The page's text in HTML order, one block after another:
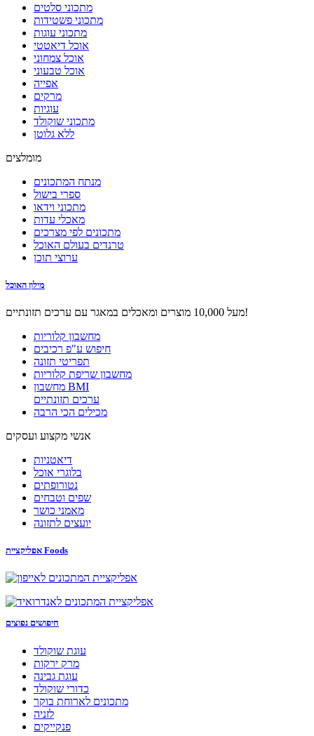
מתכוני סלטים
מתכוני פשטידות
מתכוני עוגות
אוכל דיאטטי
אוכל צמחוני
אוכל טבעוני
אפייה
מרקים
עוגיות
מתכוני שוקולד
ללא גלוטן
מומלצים
מנתח המתכונים
ספרי בישול
מתכוני וידאו
מאכלי עדות
מתכונים לפי מצרכים
טרנדים בעולם האוכל
ערוצי תוכן
מילון האוכל
מעל 10,000 מוצרים ומאכלים במאגר עם ערכים תזונתיים!
מחשבון קלוריות
חיפוש ע"פ רכיבים
תפריטי תזונה
מחשבון שריפת קלוריות
מחשבון BMI
ערכים תזונתיים
מכילים הכי הרבה
אנשי מקצוע ועסקים
דיאטניות
בלוגרי אוכל
נטורופתים
שפים וטבחים
מאמני כושר
יועצים לתזונה
אפליקציית Foods
חיפושים נפוצים
עוגת שוקולד
מרק ירקות
עוגת גבינה
כדורי שוקולד
מתכונים לארוחת בוקר
לזניה
פנקייקים